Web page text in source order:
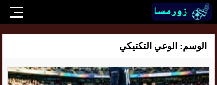
الوسم: الوعي التكتيكي